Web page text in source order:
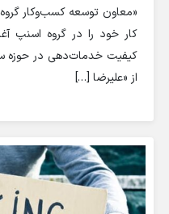
«معاون توسعه کسب‌وکار
کار خود را در گروه اسنپ
کیفیت خدمات‌دهی در حوزه
از «علیرضا […]